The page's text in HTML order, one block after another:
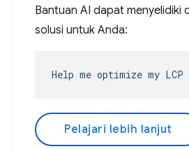
Bantuan AI dapat menyelidiki
solusi untuk Anda:
Help me optimize my LCP
Pelajari lebih lanjut